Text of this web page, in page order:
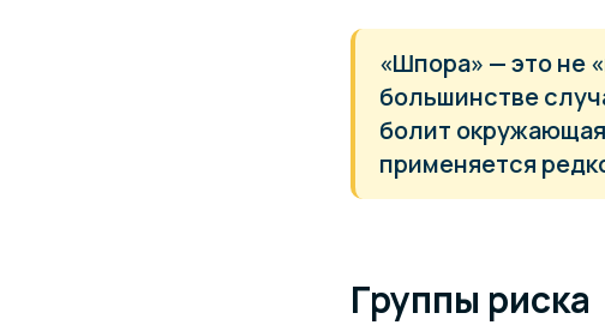
«Шпора» — это не
большинстве
болит
применяется
Группы риска